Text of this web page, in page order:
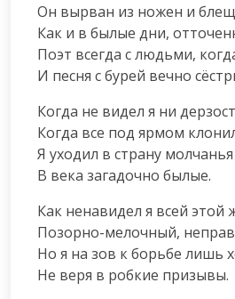
Он вырван из ножен и
Как и в былые дни,
Поэт всегда с людьми,
И песня с бурей вечно
Когда не видел я ни
Когда все под ярмом
Я уходил в страну
В века загадочно былые.
Как ненавидел я всей этой
Позорно-мелочный,
Но я на зов к борьбе лишь
Не веря в робкие призывы.